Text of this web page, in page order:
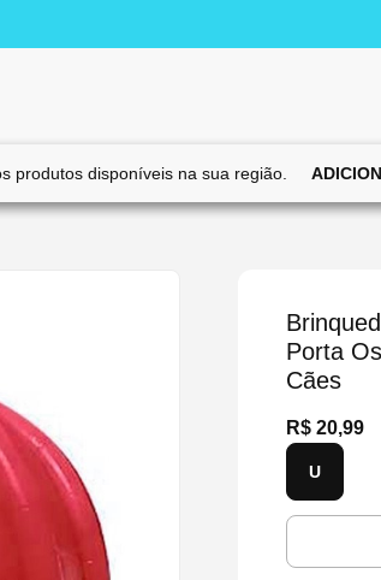
produtos disponíveis na sua região.
Porta
Cães
R$ 20,99
U